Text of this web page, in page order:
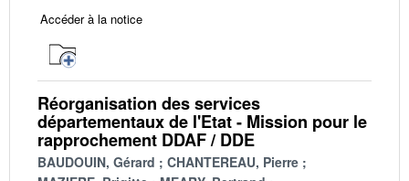
Accéder à la notice
Réorganisation des services
départementaux de l'Etat - Mission pour le
rapprochement DDAF / DDE
BAUDOUIN, Gérard
CHANTEREAU, Pierre